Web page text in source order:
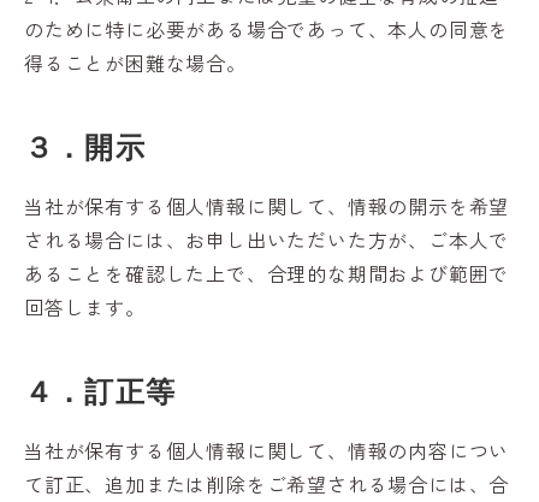
のために特に必要がある場合であって、本人の同意を
得ることが困難な場合。
３．開示
当社が保有する個人情報に関して、情報の開示を希望
される場合には、お申し出いただいた方が、ご本人で
あることを確認した上で、合理的な期間および範囲で
回答します。
４．訂正等
当社が保有する個人情報に関して、情報の内容につい
て訂正、追加または削除をご希望される場合には、合